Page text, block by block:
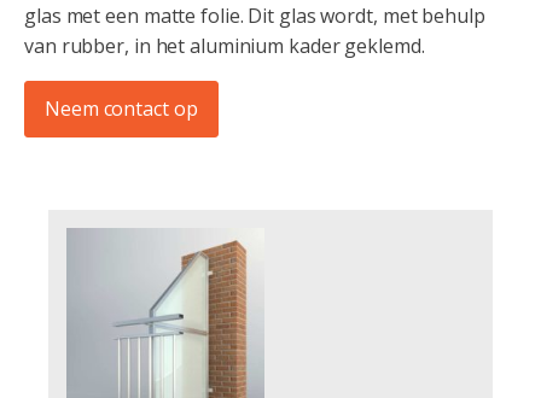
glas met een matte folie. Dit glas wordt, met behulp
van rubber, in het aluminium kader geklemd.
Neem contact op